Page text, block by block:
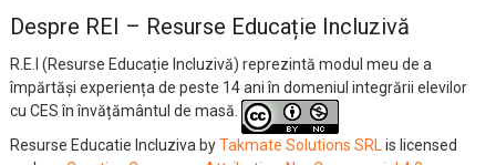
Despre REI – Resurse Educație Incluzivă
R.E.I (Resurse Educație Incluzivă) reprezintă modul meu de a
împărtăși experiența de peste 14 ani în domeniul integrării elevilor
cu CES în învățământul de masă.
Resurse Educatie IncluzivabyTakmate Solutions SRLis licensed